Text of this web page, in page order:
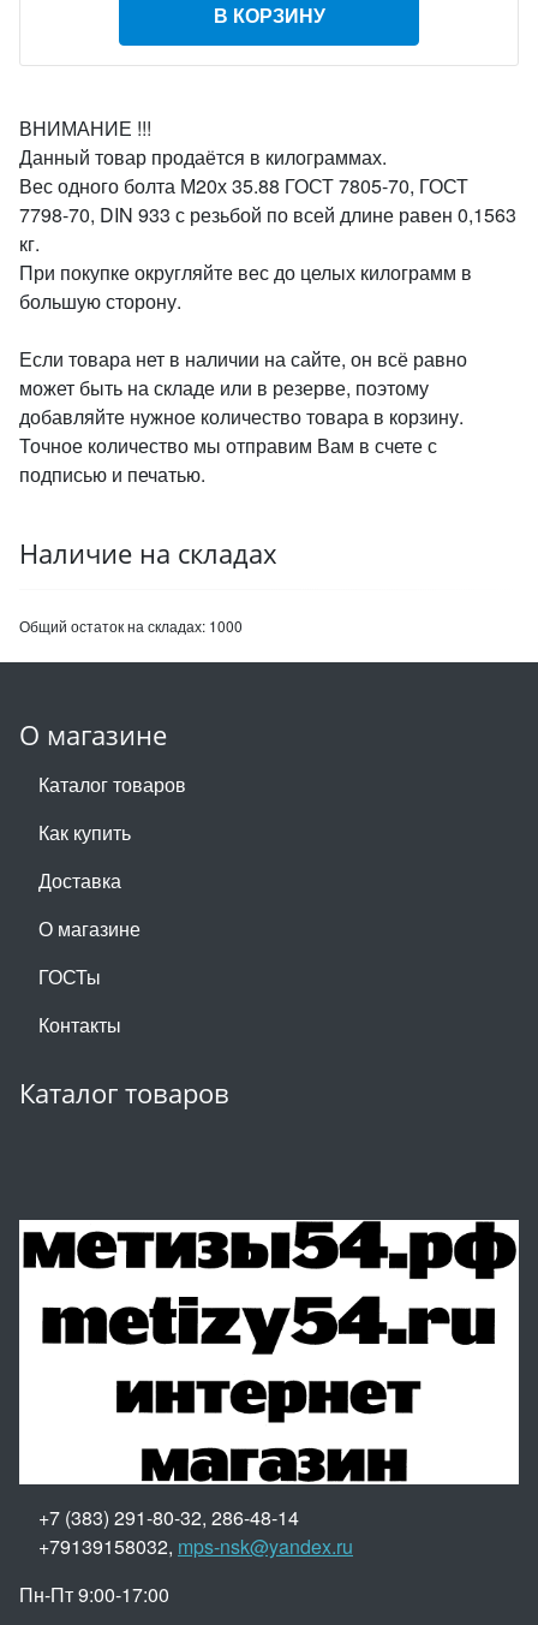
В КОРЗИНУ
ВНИМАНИЕ !!!
Данный товар продаётся в килограммах.
Вес одного болта М20х 35.88 ГОСТ 7805-70, ГОСТ
7798-70, DIN 933 с резьбой по всей длине равен 0,1563
кг.
При покупке округляйте вес до целых килограмм в
большую сторону.
Если товара нет в наличии на сайте, он всё равно
может быть на складе или в резерве, поэтому
добавляйте нужное количество товара в корзину.
Точное количество мы отправим Вам в счете с
подписью и печатью.
Наличие на складах
Общий остаток на складах: 1000
О магазине
Каталог товаров
Как купить
Доставка
О магазине
ГОСТы
Контакты
Каталог товаров
+7 (383) 291-80-32, 286-48-14
+79139158032, mps-nsk@yandex.ru
Пн-Пт 9:00-17:00